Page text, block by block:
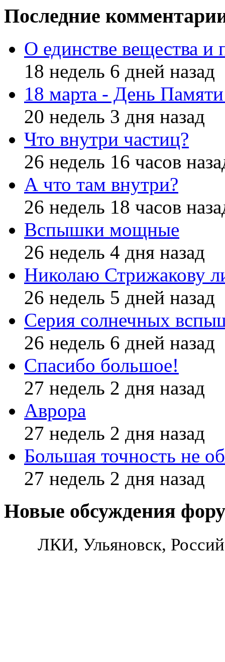
Последние
О единстве вещества и
18 недель 6 дней назад
18 марта - День
20 недель 3 дня назад
Что внутри частиц?
26 недель 16 часов
А что там внутри?
26 недель 18 часов
Вспышки мощные
26 недель 4 дня назад
Николаю Стрижакову
26 недель 5 дней назад
Серия солнечных
26 недель 6 дней назад
Спасибо большое!
27 недель 2 дня назад
Аврора
27 недель 2 дня назад
Большая точность не
27 недель 2 дня назад
Новые обсуждения
ЛКИ, Ульяновск,